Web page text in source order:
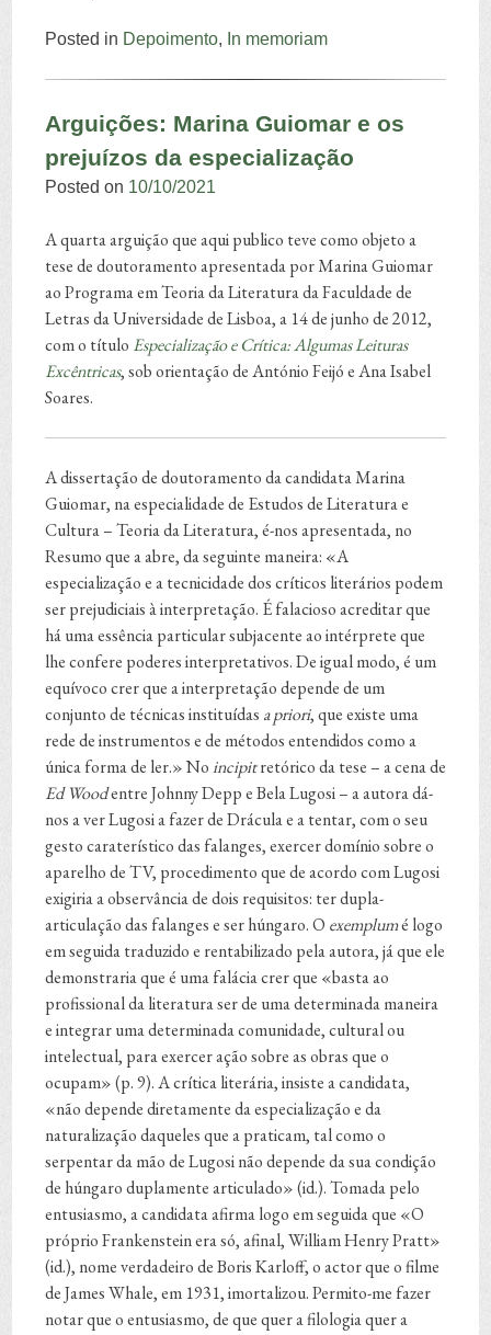
Posted in Depoimento, In memoriam
Arguições: Marina Guiomar e os
prejuízos da especialização
Posted on 10/10/2021
A quarta arguição que aqui publico teve como objeto a
tese de doutoramento apresentada por Marina Guiomar
ao Programa em Teoria da Literatura da Faculdade de
Letras da Universidade de Lisboa, a 14 de junho de 2012,
com o título Especialização e Crítica: Algumas Leituras
Excêntricas, sob orientação de António Feijó e Ana Isabel
Soares.
A dissertação de doutoramento da candidata Marina
Guiomar, na especialidade de Estudos de Literatura e
Cultura – Teoria da Literatura, é-nos apresentada, no
Resumo que a abre, da seguinte maneira: «A
especialização e a tecnicidade dos críticos literários podem
ser prejudiciais à interpretação. É falacioso acreditar que
há uma essência particular subjacente ao intérprete que
lhe confere poderes interpretativos. De igual modo, é um
equívoco crer que a interpretação depende de um
conjunto de técnicas instituídas a priori, que existe uma
rede de instrumentos e de métodos entendidos como a
única forma de ler.» Noincipitretórico da tese – a cena de
Ed Woodentre Johnny Depp e Bela Lugosi – a autora dá-
nos a ver Lugosi a fazer de Drácula e a tentar, com o seu
gesto caraterístico das falanges, exercer domínio sobre o
aparelho de TV, procedimento que de acordo com Lugosi
exigiria a observância de dois requisitos: ter dupla-
articulação das falanges e ser húngaro. O exemplumé logo
em seguida traduzido e rentabilizado pela autora, já que ele
demonstraria que é uma falácia crer que «basta ao
profissional da literatura ser de uma determinada maneira
e integrar uma determinada comunidade, cultural ou
intelectual, para exercer ação sobre as obras que o
ocupam» (p. 9). A crítica literária, insiste a candidata,
«não depende diretamente da especialização e da
naturalização daqueles que a praticam, tal como o
serpentar da mão de Lugosi não depende da sua condição
de húngaro duplamente articulado» (id.). Tomada pelo
entusiasmo, a candidata afirma logo em seguida que «O
próprio Frankenstein era só, afinal, William Henry Pratt»
(id.), nome verdadeiro de Boris Karloff, o actor que o filme
de James Whale, em 1931, imortalizou. Permito-me fazer
notar que o entusiasmo, de que quer a filologia quer a